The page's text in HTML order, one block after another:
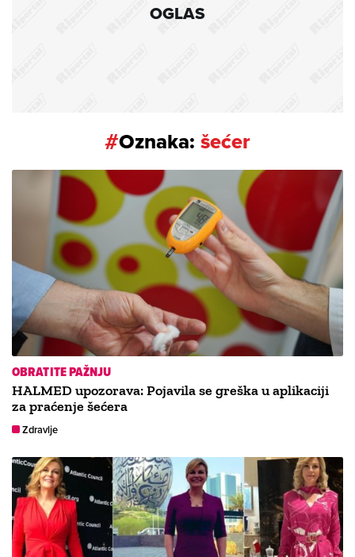
OGLAS
#Oznaka: šećer
OBRATITE PAŽNJU
HALMED upozorava: Pojavila se greška u aplikaciji
za praćenje šećera
Zdravlje